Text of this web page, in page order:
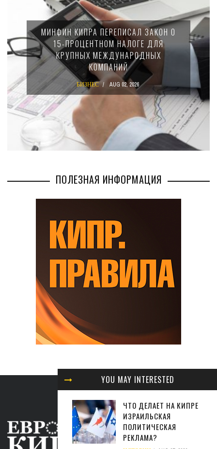
YOU MAY INTERESTED
ЧТО ДЕЛАЕТ НА КИПРЕ
ИЗРАИЛЬСКАЯ
ПОЛИТИЧЕСКАЯ
РЕКЛАМА?
МИНФИН КИПРА ПЕРЕПИСАЛ ЗАКОН О
15-ПРОЦЕНТНОМ НАЛОГЕ ДЛЯ
КРУПНЫХ МЕЖДУНАРОДНЫХ
КОМПАНИЙ
БИЗНЕС AUG 02, 2026
ПОЛЕЗНАЯ ИНФОРМАЦИЯ